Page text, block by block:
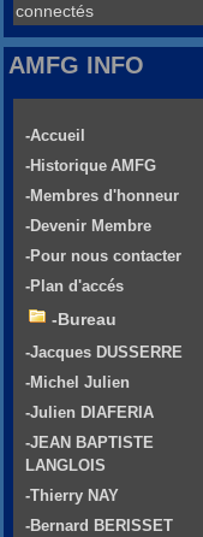
connectés
AMFG INFO
-Accueil
-Historique AMFG
-Membres d'honneur
-Devenir Membre
-Pour nous contacter
-Plan d'accés
-Bureau
-Jacques DUSSERRE
-Michel Julien
-Julien DIAFERIA
-JEAN BAPTISTE
LANGLOIS
-Thierry NAY
-Bernard BERISSET